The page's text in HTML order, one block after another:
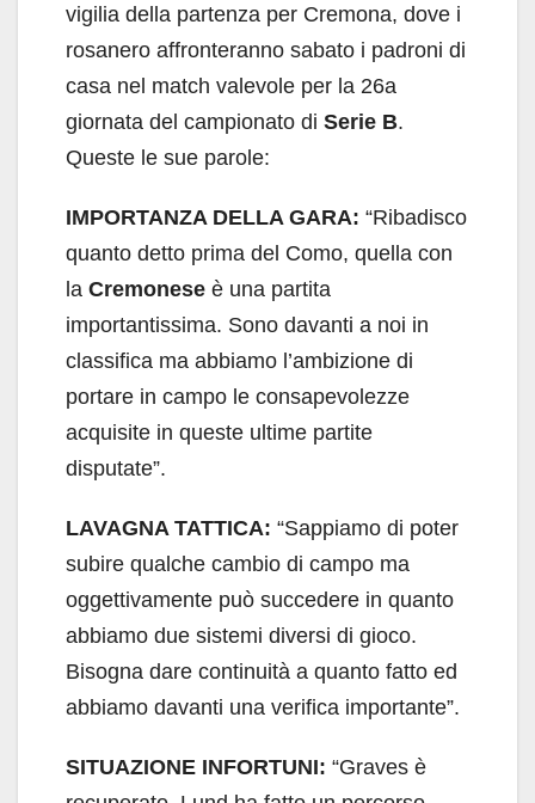
vigilia della partenza per Cremona, dove i
rosanero affronteranno sabato i padroni di
casa nel match valevole per la 26a
giornata del campionato di Serie B.
Queste le sue parole:
IMPORTANZA DELLA GARA: “Ribadisco
quanto detto prima del Como, quella con
la Cremonese è una partita
importantissima. Sono davanti a noi in
classifica ma abbiamo l’ambizione di
portare in campo le consapevolezze
acquisite in queste ultime partite
disputate”.
LAVAGNA TATTICA: “Sappiamo di poter
subire qualche cambio di campo ma
oggettivamente può succedere in quanto
abbiamo due sistemi diversi di gioco.
Bisogna dare continuità a quanto fatto ed
abbiamo davanti una verifica importante”.
SITUAZIONE INFORTUNI: “Graves è